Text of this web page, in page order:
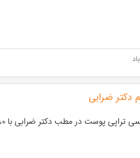
ضرابی
پوست در مطب دکتر ضرابی با 80% تخفیف و پرداخت تنها 6,000 تومان به جای 30,000 تومان